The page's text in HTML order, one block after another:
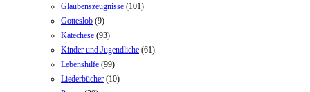
Glaubenszeugnisse (101)
Gotteslob (9)
Katechese (93)
Kinder und Jugendliche (61)
Lebenshilfe (99)
Liederbücher (10)